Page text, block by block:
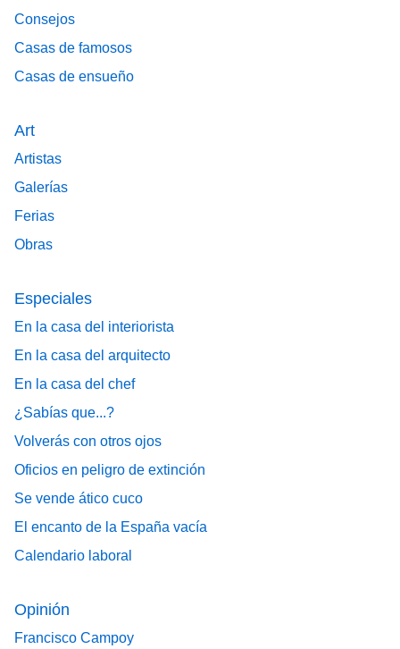
Consejos
Casas de famosos
Casas de ensueño
Art
Artistas
Galerías
Ferias
Obras
Especiales
En la casa del interiorista
En la casa del arquitecto
En la casa del chef
¿Sabías que...?
Volverás con otros ojos
Oficios en peligro de extinción
Se vende ático cuco
El encanto de la España vacía
Calendario laboral
Opinión
Francisco Campoy